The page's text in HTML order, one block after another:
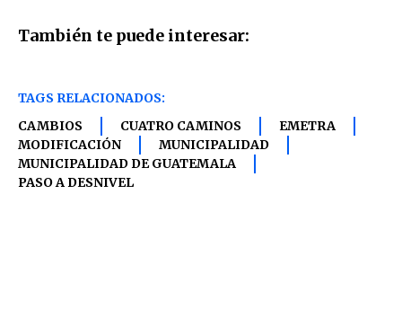
También te puede interesar:
TAGS RELACIONADOS:
CAMBIOS
CUATRO CAMINOS
EMETRA
MODIFICACIÓN
MUNICIPALIDAD
MUNICIPALIDAD DE GUATEMALA
PASO A DESNIVEL